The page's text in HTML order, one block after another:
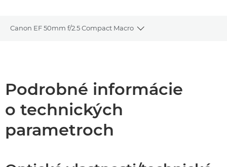
Canon EF 50mm f/2.5 Compact Macro
Toggle breadcrumbs
Podrobné informácie
o technických
parametroch